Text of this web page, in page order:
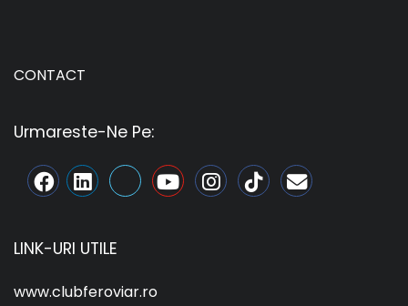
CONTACT
Urmareste-Ne Pe:
LINK-URI UTILE
www.clubferoviar.ro